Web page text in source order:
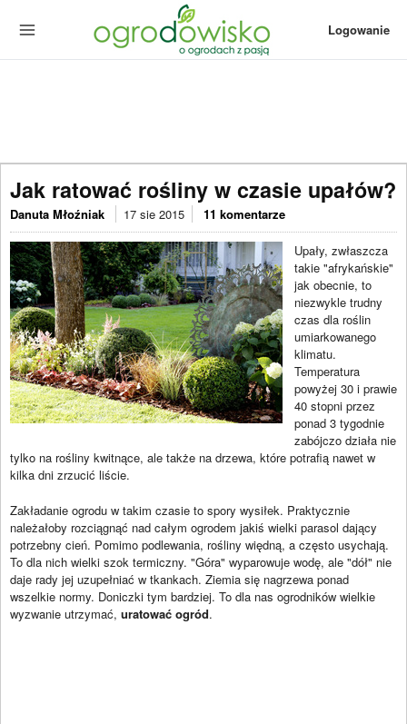
Logowanie
Jak ratować rośliny w czasie upałów?
Danuta Młoźniak 17 sie 2015 11 komentarze
Upały, zwłaszcza
takie "afrykańskie"
jak obecnie, to
niezwykle trudny
czas dla roślin
umiarkowanego
klimatu.
Temperatura
powyżej 30 i prawie
40 stopni przez
ponad 3 tygodnie
zabójczo działa nie
tylko na rośliny kwitnące, ale także na drzewa, które potrafią nawet w
kilka dni zrzucić liście.
Zakładanie ogrodu w takim czasie to spory wysiłek. Praktycznie
należałoby rozciągnąć nad całym ogrodem jakiś wielki parasol dający
potrzebny cień. Pomimo podlewania, rośliny więdną, a często usychają.
To dla nich wielki szok termiczny. "Góra" wyparowuje wodę, ale "dół" nie
daje rady jej uzupełniać w tkankach. Ziemia się nagrzewa ponad
wszelkie normy. Doniczki tym bardziej. To dla nas ogrodników wielkie
wyzwanie utrzymać, uratować ogród.